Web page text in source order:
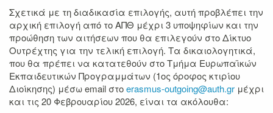
Σχετικά με τη διαδικασία επιλογής, αυτή προβλέπει την
αρχική επιλογή από το ΑΠΘ μέχρι 3 υποψηφίων και την
προώθηση των αιτήσεων που θα επιλεγούν στο Δίκτυο
Ουτρέχτης για την τελική επιλογή. Τα δικαιολογητικά,
που θα πρέπει να κατατεθούν στο Τμήμα Ευρωπαϊκών
Εκπαιδευτικών Προγραμμάτων (1ος όροφος κτιρίου
Διοίκησης) μέσω email στοerasmus-outgoing@auth.gr μέχρι
και τις 20 Φεβρουαρίου 2026, είναι τα ακόλουθα: